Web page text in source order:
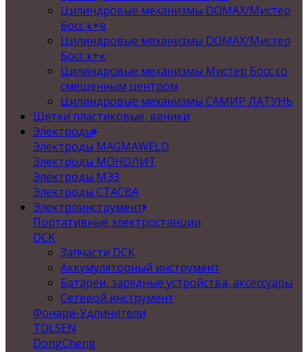
Цилиндровые механизмы DOMAX/Мистер
Босс к+в
Цилиндровые механизмы DOMAX/Мистер
Босс к+к
Цилиндровые механизмы Мистер Босс со
смещенным центром
Цилиндровые механизмы САМИР ЛАТУНЬ
Щетки пластиковые, веники
Электроды
Электроды MAGMAWELD
Электроды МОНОЛИТ
Электроды МЭЗ
Электроды СТАСВА
Электроинструмент
Портативные электростанции
DCK
Запчасти DCK
Аккумуляторный инструмент
Батареи, зарядные устройства, аксессуары
Сетевой инструмент
Фонари-Удлинители
TOLSEN
DongCheng